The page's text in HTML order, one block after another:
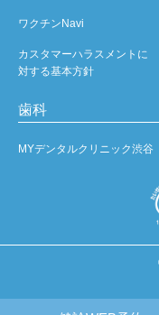
ワクチンNavi
カスタマーハラスメントに
対する基本方針
歯科
MYデンタルクリニック渋谷